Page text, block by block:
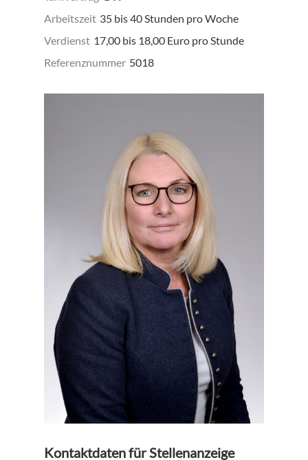
Arbeitszeit 35 bis 40 Stunden pro Woche
Verdienst 17,00 bis 18,00 Euro pro Stunde
Referenznummer 5018
Kontaktdaten für Stellenanzeige